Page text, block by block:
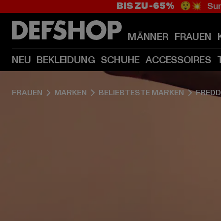
BIS ZU -65% 😲💥
MÄNNER FRAUEN
NEU BEKLEIDUNG SCHUHE ACCESSOIRES
FRAUEN MARKEN BELIEBTESTE MARKEN